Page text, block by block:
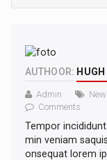
AUTHOOR:
Admin
Comments
Tempor
min veniam
onsequat lorem